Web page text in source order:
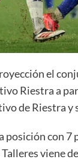
el
Riestra a
de Riestra y
posición con
viene